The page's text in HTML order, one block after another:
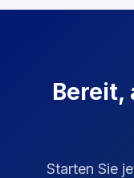
Bereit,
Starten Sie